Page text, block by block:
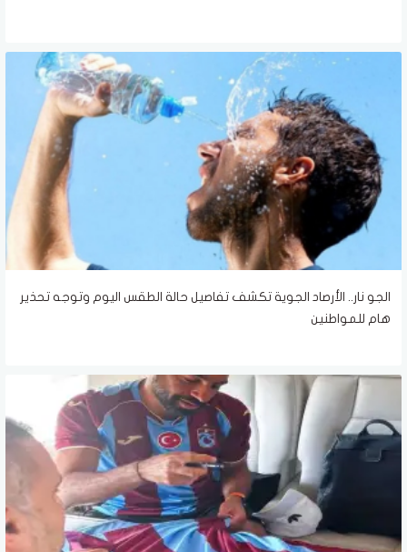
الجو نار.. الأرصاد الجوية تكشف تفاصيل حالة الطقس اليوم وتوجه تحذير
هام للمواطنين